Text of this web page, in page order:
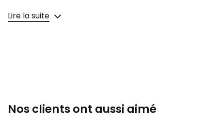
Lire la suite
Nos clients ont aussi aimé